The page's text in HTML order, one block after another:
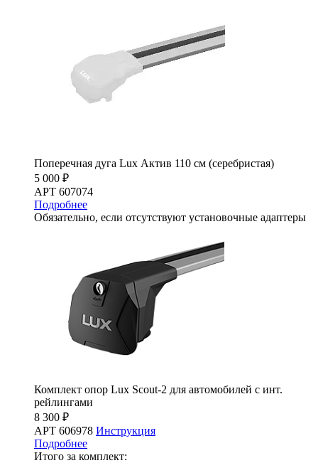
Поперечная дуга Lux Актив 110 см (серебристая)
5 000 ₽
АРТ 607074
Подробнее
Обязательно, если отсутствуют установочные адаптеры
Комплект опор Lux Scout-2 для автомобилей с инт.
рейлингами
8 300 ₽
АРТ 606978 Инструкция
Подробнее
Итого за комплект: